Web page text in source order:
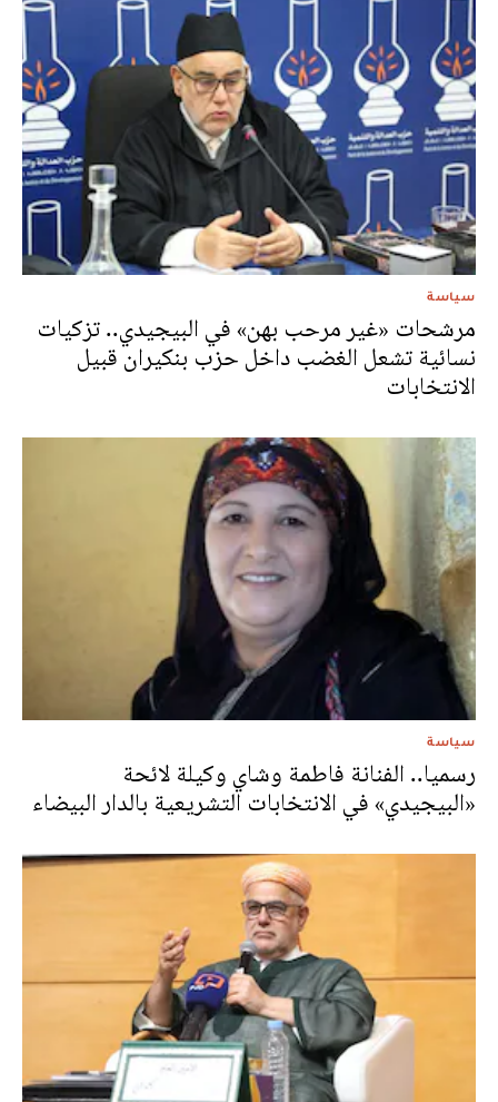
سياسة
مرشحات «غير مرحب بهن» في البيجيدي.. تزكيات
نسائية تشعل الغضب داخل حزب بنكيران قبيل
الانتخابات
سياسة
رسميا.. الفنانة فاطمة وشاي وكيلة لائحة
«البيجيدي» في الانتخابات التشريعية بالدار البيضاء